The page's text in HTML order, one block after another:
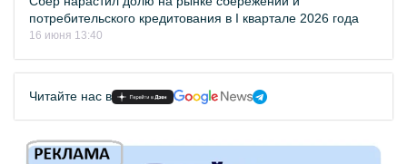
потребительского кредитования в I квартале 2026 года
16 июня 13:40
Читайте нас в